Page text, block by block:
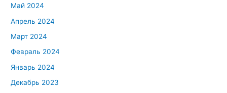
Май 2024
Апрель 2024
Март 2024
Февраль 2024
Январь 2024
Декабрь 2023